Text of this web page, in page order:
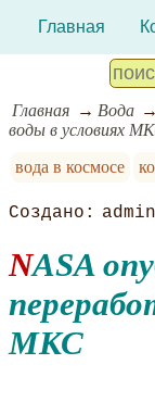
Главная
Главная Вода
воды в условиях
вода в космосе
admin
NASA опубликовало видео о
МКС